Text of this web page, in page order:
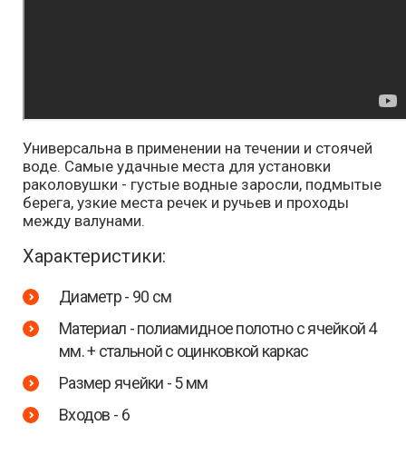
Универсальна в применении на течении и стоячей
воде. Самые удачные места для установки
раколовушки - густые водные заросли, подмытые
берега, узкие места речек и ручьев и проходы
между валунами.
Характеристики:
Диаметр - 90 см
Материал - полиамидное полотно с ячейкой 4
мм. + стальной с оцинковкой каркас
Размер ячейки - 5 мм
Входов - 6